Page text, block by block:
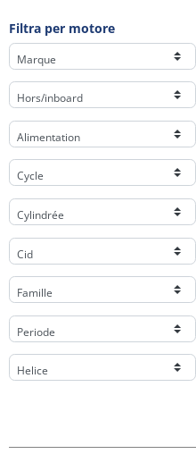
Filtra per motore
Marque
Hors/inboard
Alimentation
Cycle
Cylindrée
Cid
Famille
Periode
Helice